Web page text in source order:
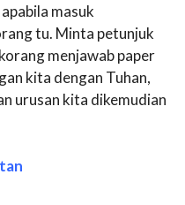
masuk
tu. Minta petunjuk
menjawab paper
kita dengan Tuhan,
urusan kita dikemudian